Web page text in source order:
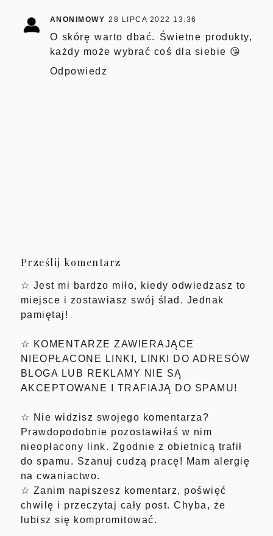
ANONIMOWY 28 LIPCA 2022 13:36
O skórę warto dbać. Świetne produkty,
każdy może wybrać coś dla siebie 😘
Odpowiedz
Prześlij komentarz
☆ Jest mi bardzo miło, kiedy odwiedzasz to
miejsce i zostawiasz swój ślad. Jednak
pamiętaj!
☆ KOMENTARZE ZAWIERAJĄCE
NIEOPŁACONE LINKI, LINKI DO ADRESÓW
BLOGA LUB REKLAMY NIE SĄ
AKCEPTOWANE I TRAFIAJĄ DO SPAMU!
☆ Nie widzisz swojego komentarza?
Prawdopodobnie pozostawiłaś w nim
nieopłacony link. Zgodnie z obietnicą trafił
do spamu. Szanuj cudzą pracę! Mam alergię
na cwaniactwo.
☆ Zanim napiszesz komentarz, poświęć
chwilę i przeczytaj cały post. Chyba, że
lubisz się kompromitować.